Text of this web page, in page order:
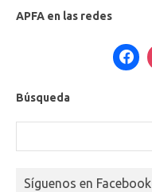
APFA en las redes
Búsqueda
Síguenos en Facebook